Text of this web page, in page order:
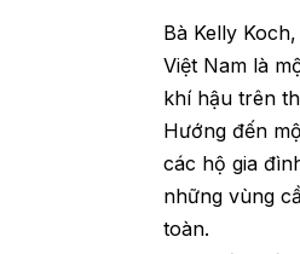
Bà Kelly
Việt Nam là
khí hậu trên
Hướng đến
các hộ gia
những vùng
toàn.